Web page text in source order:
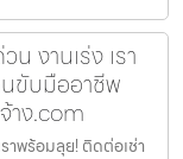
งานเร่ง เรา
ขับมืออาชีพ
าง.com
าพร้อมลุย! ติดต่อเช่า